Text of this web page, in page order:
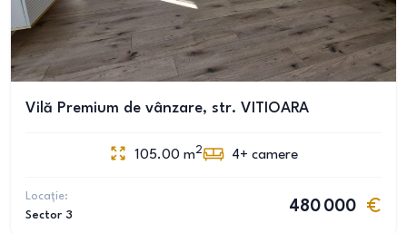
Vilă Premium de vânzare, str. VITIOARA
105.00 m2 4+ camere
Locație:
Sector 3
480 000